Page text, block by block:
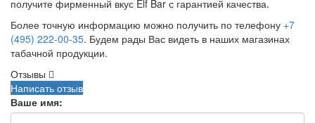
получите фирменный вкус Elf Bar с гарантией качества.
Более точную информацию можно получить по телефону +7
(495) 222-00-35. Будем рады Вас видеть в наших магазинах
табачной продукции.
Отзывы
Написать отзыв
Ваше имя: